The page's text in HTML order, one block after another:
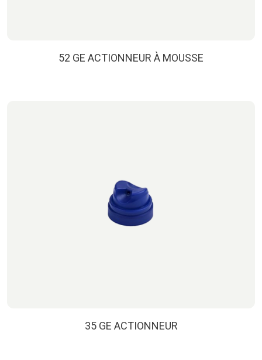
52 GE ACTIONNEUR À MOUSSE
35 GE ACTIONNEUR